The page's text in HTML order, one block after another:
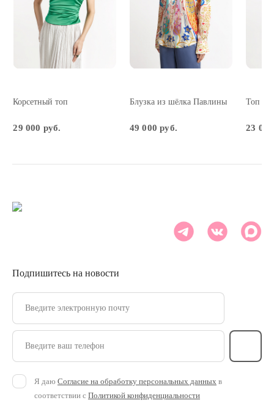
Корсетный топ
29 000 руб.
Блузка из шёлка Павлины
49 000 руб.
Топ из
23
Подпишитесь на новости
Введите электронную почту
Введите ваш телефон
Я даю Согласие на обработку персональных данных в
соответствии с Политикой конфиденциальности